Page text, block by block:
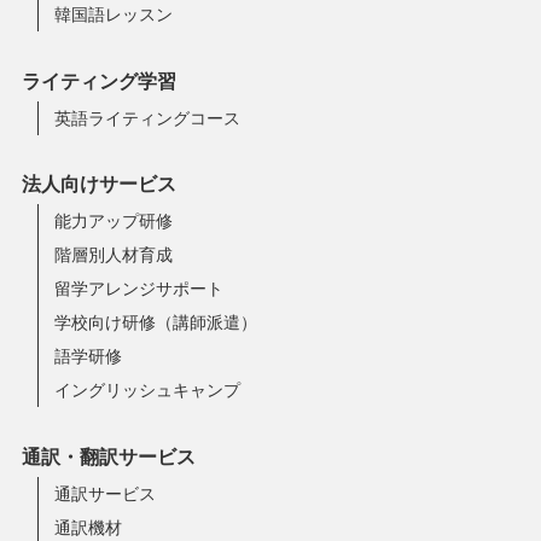
韓国語レッスン
ライティング学習
英語ライティングコース
法人向けサービス
能力アップ研修
階層別人材育成
留学アレンジサポート
学校向け研修（講師派遣）
語学研修
イングリッシュキャンプ
通訳・翻訳サービス
通訳サービス
通訳機材